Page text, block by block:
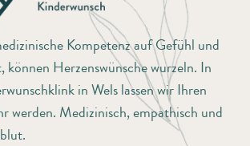
Kompetenz auf Gefühl und
Herzenswünsche wurzeln. In
in Wels lassen wir Ihren
werden. Medizinisch, empathisch und